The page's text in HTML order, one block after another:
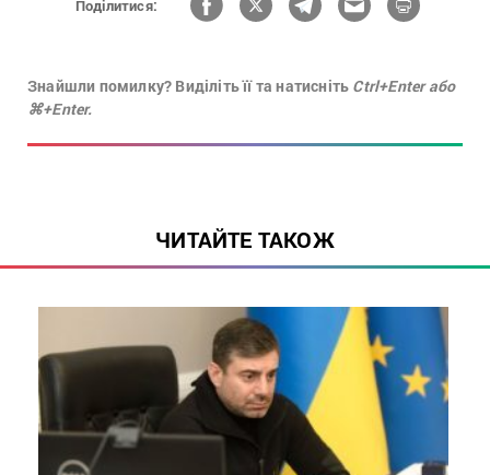
Поділитися:
Знайшли помилку? Виділіть її та натисніть Ctrl+Enter або
⌘+Enter.
ЧИТАЙТЕ ТАКОЖ